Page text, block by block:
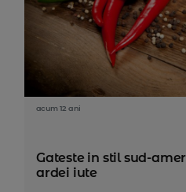
acum 12 ani
Gateste in stil sud-
ardei iute